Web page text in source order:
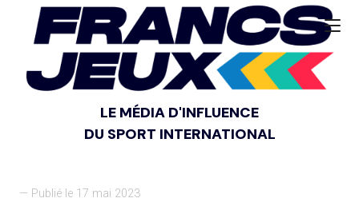
LE MÉDIA D'INFLUENCE
DU SPORT INTERNATIONAL
— Publié le 17 mai 2023